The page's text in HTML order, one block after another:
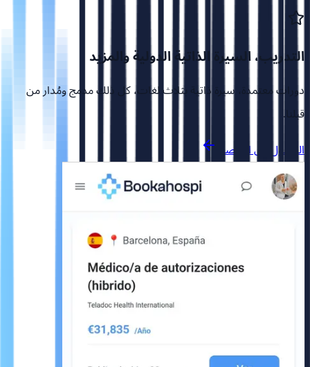
التدريب، السيرة الذاتية الدولية والمزيد
دورات معتمدة، سيرة ذاتية بثلاث لغات، كل ذلك مدمج ومُدار من
قبلنا.
الوصول إلى المنصة